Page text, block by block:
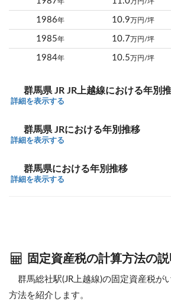
1986年 10.9 万円/坪
1985年 10.7 万円/坪
1984年 10.5 万円/坪
群馬県 JR JR上越線における年別
詳細を表示する
群馬県 JRにおける年別推移
詳細を表示する
群馬県における年別推移
詳細を表示する
固定資産税の計算方法の説
群馬総社駅(JR上越線)の固定資産税が
方法を紹介します。